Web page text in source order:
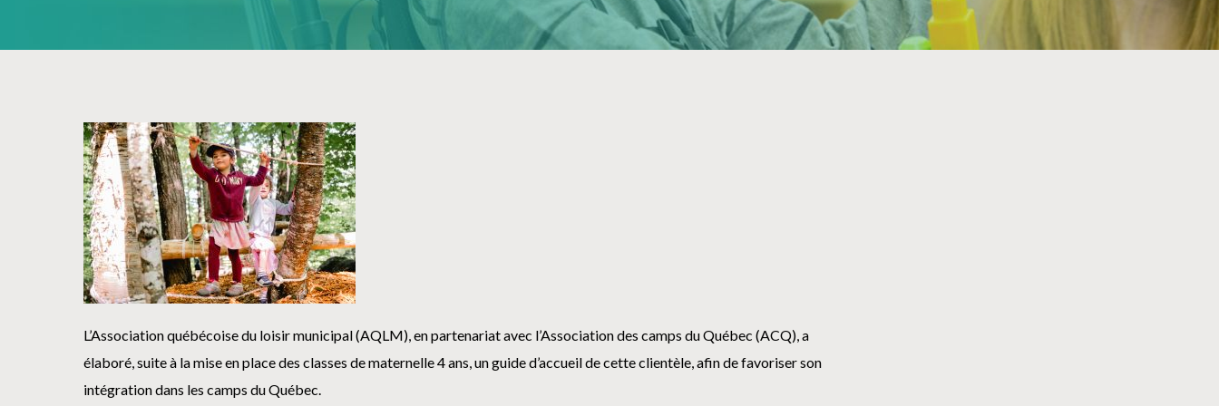
SÉCURITÉ, INTÉGRITÉ ET ÉTHIQUE
SPORT
L’Association québécoise du loisir municipal (AQLM), en partenariat avec l’Association des camps du Québec (ACQ), a
élaboré, suite à la mise en place des classes de maternelle 4 ans, un guide d’accueil de cette clientèle, afin de favoriser son
intégration dans les camps du Québec.